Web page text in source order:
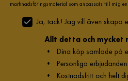
marknadsföringsmaterial som anpassats till mig
Ja, tack! Jag vill även skapa
Allt detta och mycket
• Dina köp samlade på
• Personliga
• Kostnadsfritt och helt